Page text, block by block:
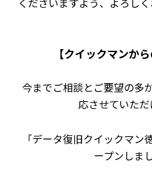
【クイックマンか
今までご相談とご要望の多
応させていただ
「データ復旧クイックマン
ープンしま